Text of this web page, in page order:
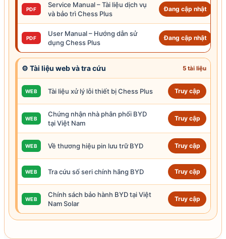
PDF
Service Manual – Tài liệu dịch vụ
và bảo trì Chess Plus
Đang cập nhật
PDF
User Manual – Hướng dẫn sử
dụng Chess Plus
Đang cập nhật
⚙ Tài liệu web và tra cứu 5 tài liệu
WEB Tài liệu xử lý lỗi thiết bị Chess Plus Truy cập
WEB
Chứng nhận nhà phân phối BYD
tại Việt Nam
Truy cập
WEB Về thương hiệu pin lưu trữ BYD Truy cập
WEB Tra cứu số seri chính hãng BYD Truy cập
WEB
Chính sách bảo hành BYD tạiViệt
Nam Solar
Truy cập